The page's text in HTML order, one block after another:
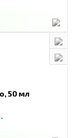
50 мл